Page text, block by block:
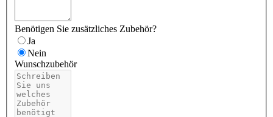
Benötigen Sie zusätzliches Zubehör?
Ja
Nein
Wunschzubehör